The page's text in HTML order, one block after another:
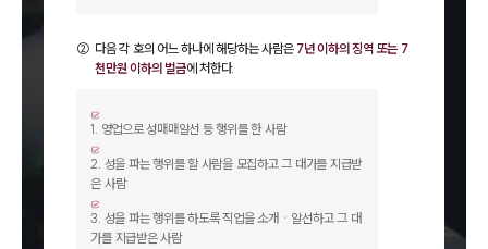
② 다음 각 호의 어느 하나에 해당하는 사람은 7년 이하의 징역 또는 7
천만원 이하의 벌금에 처한다.
1. 영업으로 성매매알선 등 행위를 한 사람
2. 성을 파는 행위를 할 사람을 모집하고 그 대가를 지급받
은 사람
3. 성을 파는 행위를 하도록 직업을 소개ㆍ알선하고 그 대
가를 지급받은 사람